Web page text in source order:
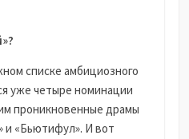
списке амбициозного
уже четыре номинации
проникновенные драмы
и «Бьютифул». И вот